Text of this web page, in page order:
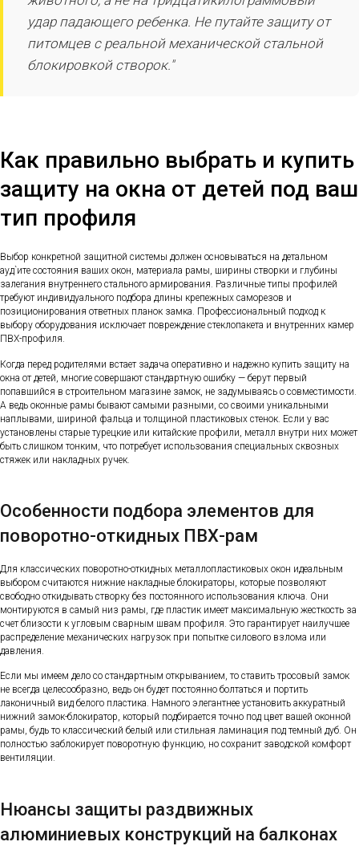
удар падающего ребенка. Не путайте защиту от
питомцев с реальной механической стальной
блокировкой створок."
Как правильно выбрать и купить
защиту на окна от детей под ваш
тип профиля
Выбор конкретной защитной системы должен основываться на детальном
ауд`ите состояния ваших окон, материала рамы, ширины створки и глубины
залегания внутреннего стального армирования. Различные типы профилей
требуют индивидуального подбора длины крепежных саморезов и
позиционирования ответных планок замка. Профессиональный подход к
выбору оборудования исключает повреждение стеклопакета и внутренних камер
ПВХ-профиля.
Когда перед родителями встает задача оперативно и надежно купить защиту на
окна от детей, многие совершают стандартную ошибку — берут первый
попавшийся в строительном магазине замок, не задумываясь о совместимости.
А ведь оконные рамы бывают самыми разными, со своими уникальными
наплывами, шириной фальца и толщиной пластиковых стенок. Если у вас
установлены старые турецкие или китайские профили, металл внутри них может
быть слишком тонким, что потребует использования специальных сквозных
стяжек или накладных ручек.
Особенности подбора элементов для
поворотно-откидных ПВХ-рам
Для классических поворотно-откидных металлопластиковых окон идеальным
выбором считаются нижние накладные блокираторы, которые позволяют
свободно откидывать створку без постоянного использования ключа. Они
монтируются в самый низ рамы, где пластик имеет максимальную жесткость за
счет близости к угловым сварным швам профиля. Это гарантирует наилучшее
распределение механических нагрузок при попытке силового взлома или
давления.
Если мы имеем дело со стандартным открыванием, то ставить тросовый замок
не всегда целесообразно, ведь он будет постоянно болтаться и портить
лаконичный вид белого пластика. Намного элегантнее установить аккуратный
нижний замок-блокиратор, который подбирается точно под цвет вашей оконной
рамы, будь то классический белый или стильная ламинация под темный дуб. Он
полностью заблокирует поворотную функцию, но сохранит заводской комфорт
вентиляции.
Нюансы защиты раздвижных
алюминиевых конструкций на балконах